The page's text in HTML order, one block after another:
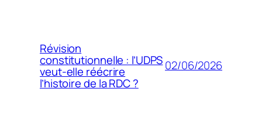
Révision
constitutionnelle : l’UDPS
veut-elle réécrire
l’histoire de la RDC ?
02/06/2026